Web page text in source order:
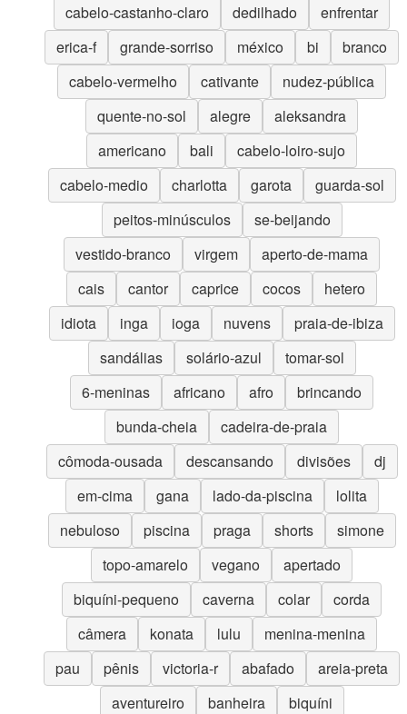
cabelo-castanho-claro
dedilhado
enfrentar
erica-f
grande-sorriso méxico bi
branco
cabelo-vermelho
cativante
nudez-pública
quente-no-sol
alegre
aleksandra
americano
bali
cabelo-loiro-sujo
cabelo-medio
charlotta garota
guarda-sol
peitos-minúsculos
se-beijando
vestido-branco
virgem
aperto-de-mama
cais
cantor caprice cocos
hetero
idiota
inga ioga nuvens
praia-de-ibiza
sandálias
solário-azul
tomar-sol
6-meninas
africano afro
brincando
bunda-cheia
cadeira-de-praia
cômoda-ousada
descansando divisões
dj
em-cima
gana lado-da-piscina
lolita
nebuloso
piscina praga shorts
simone
topo-amarelo
vegano
apertado
biquíni-pequeno
caverna colar
corda
câmera
konata lulu
menina-menina
pau
pênis victoria-r abafado
areia-preta
aventureiro
banheira
biquíni